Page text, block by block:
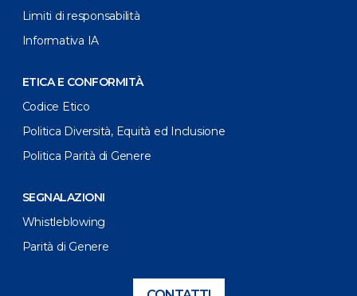
Limiti di responsabilità
Informativa IA
ETICA E CONFORMITÀ
Codice Etico
Politica Diversità, Equità ed Inclusione
Politica Parità di Genere
SEGNALAZIONI
Whistleblowing
Parità di Genere